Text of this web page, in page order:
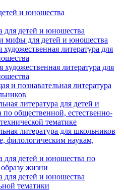
и юношества
для детей и юношества
мифы для детей и юношества
художественная литература для
художественная литература для
и познавательная литература
литература для детей и
общественной, естественно-
тематике
литература для школьников
филологическим наукам,
для детей и юношества по
жизни
для детей и юношества
тематики